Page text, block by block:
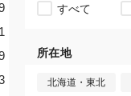
すべて
所在地
北海道・東北